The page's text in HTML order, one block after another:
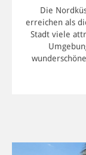
Robinson
Exklusiver geht
südlich des Diani
luxuriösen
man geführte
Die
erreichen als
Stadt viele